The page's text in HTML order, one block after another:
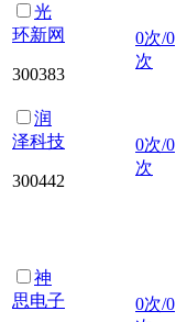
光
环新网
300383
0次/0
次
润
泽科技
300442
0次/0
次
神
思电子
0次/0